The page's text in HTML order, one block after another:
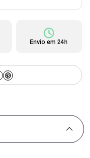
Envio em 24h